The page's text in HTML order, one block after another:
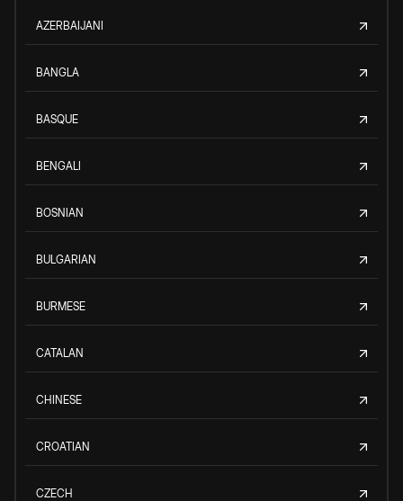
AZERBAIJANI
BANGLA
BASQUE
BENGALI
BOSNIAN
BULGARIAN
BURMESE
CATALAN
CHINESE
CROATIAN
CZECH